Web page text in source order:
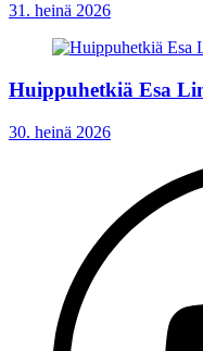
31. heinä 2026
Huippuhetkiä Esa
30. heinä 2026